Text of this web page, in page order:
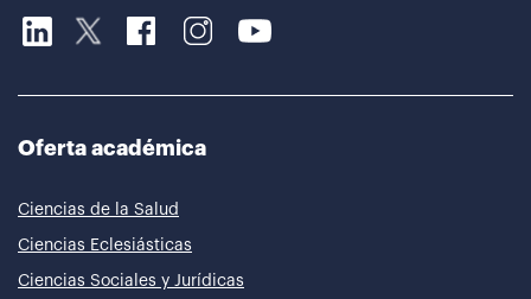
Oferta académica
Ciencias de la Salud
Ciencias Eclesiásticas
Ciencias Sociales y Jurídicas